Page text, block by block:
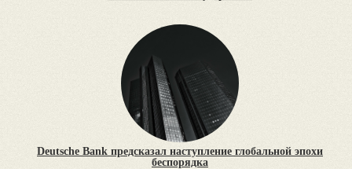
Deutsche Bank предсказал наступление глобальной эпохи
беспорядка